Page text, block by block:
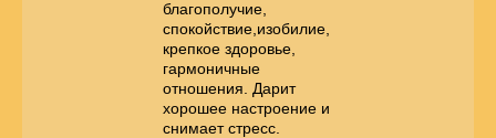
благополучие,
спокойствие,изобилие,
крепкое здоровье,
гармоничные
отношения. Дарит
хорошее настроение и
снимает стресс.